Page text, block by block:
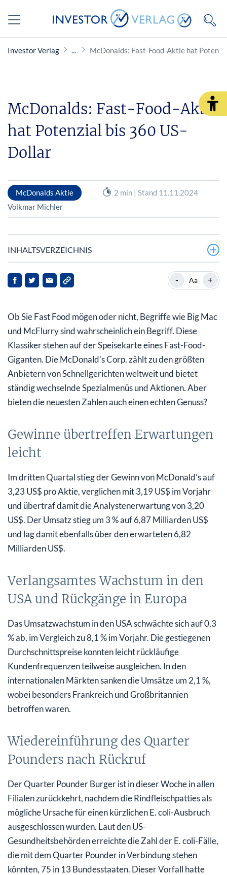
Investor Verlag McDonalds: Fast-Food-Aktie hat
McDonalds: Fast-Food-Aktie
hat Potenzial bis 360 US-
Dollar
McDonalds Aktie
2 min | Stand 11.11.2024
Volkmar Michler
INHALTSVERZEICHNIS
Gewinne übertreffen Erwartungen leicht
Wiedereinführung des Quarter Pounders nach Rückruf
Fast-Food-Aktie hat bis 360 360 US$
- Aa +
Ob Sie Fast Food mögen oder nicht, Begriffe wie Big Mac
und McFlurry sind wahrscheinlich ein Begriff. Diese
Klassiker stehen auf der Speisekarte eines Fast-Food-
Giganten. Die McDonald’s Corp. zählt zu den größten
Anbietern von Schnellgerichten weltweit und bietet
ständig wechselnde Spezialmenüs und Aktionen. Aber
bieten die neuesten Zahlen auch einen echten Genuss?
Gewinne übertreffen Erwartungen
leicht
Im dritten Quartal stieg der Gewinn von McDonald’s auf
3,23 US$ pro Aktie, verglichen mit 3,19 US$ im Vorjahr
und übertraf damit die Analystenerwartung von 3,20
US$. Der Umsatz stieg um 3 % auf 6,87 Milliarden US$
und lag damit ebenfalls über den erwarteten 6,82
Milliarden US$.
Verlangsamtes Wachstum in den
USA und Rückgänge in Europa
Das Umsatzwachstum in den USA schwächte sich auf 0,3
% ab, im Vergleich zu 8,1 % im Vorjahr. Die gestiegenen
Durchschnittspreise konnten leicht rückläufige
Kundenfrequenzen teilweise ausgleichen. In den
internationalen Märkten sanken die Umsätze um 2,1 %,
wobei besonders Frankreich und Großbritannien
betroffen waren.
Wiedereinführung des Quarter
Pounders nach Rückruf
Der Quarter Pounder Burger ist in dieser Woche in allen
Filialen zurückkehrt, nachdem die Rindfleischpatties als
mögliche Ursache für einen kürzlichen E. coli-Ausbruch
ausgeschlossen wurden. Laut den US-
Gesundheitsbehörden erreichte die Zahl der E. coli-Fälle,
die mit dem Quarter Pounder in Verbindung stehen
könnten, 75 in 13 Bundesstaaten. Dieser Vorfall hatte